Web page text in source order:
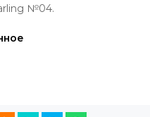
№04.